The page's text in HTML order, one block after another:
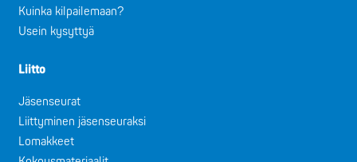
Kuinka kilpailemaan?
Usein kysyttyä
Liitto
Jäsenseurat
Liittyminen jäsenseuraksi
Lomakkeet